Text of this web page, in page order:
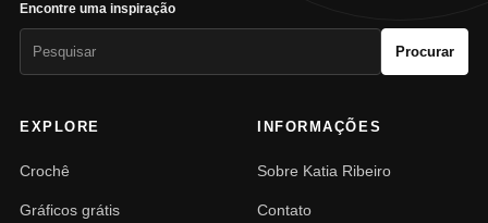
Encontre uma inspiração
Procurar
EXPLORE
Crochê
Gráficos grátis
INFORMAÇÕES
Sobre Katia Ribeiro
Contato